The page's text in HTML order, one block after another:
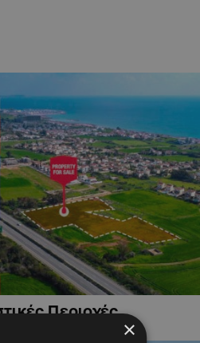
Περιοχές
×